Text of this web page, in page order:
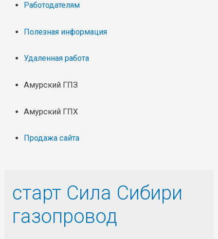
Работодателям
Полезная информация
Удаленная работа
Амурский ГПЗ
Амурский ГПХ
Продажа сайта
старт Сила Сибири
газопровод